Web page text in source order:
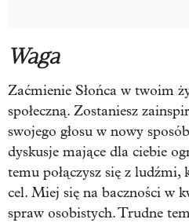
Waga
Zaćmienie Słońca w twoim
społeczną. Zostaniesz
swojego głosu w nowy
dyskusje mające dla ciebie
temu połączysz się z
cel. Miej się na baczności w
spraw osobistych. Trudne